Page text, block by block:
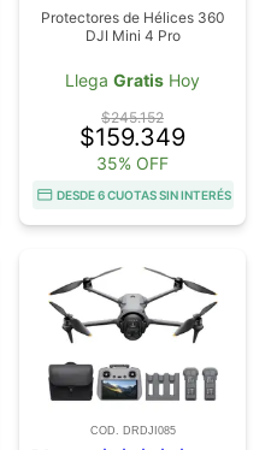
Protectores de Hélices 360
DJI Mini 4 Pro
Llega Gratis Hoy
$245.152
$159.349
35% OFF
DESDE 6 CUOTAS SIN INTERÉS
COD. DRDJI085